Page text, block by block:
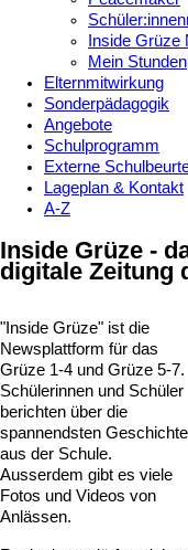
Inside Grüze
Mein
Elternmitwirkung
Sonderpädagogik
Angebote
Schulprogramm
Externe
Lageplan & Kontakt
A-Z
Inside Grüze -
digitale Zeitung
"Inside Grüze" ist die
Newsplattform für das
Grüze 1-4 und Grüze 5-7.
Schülerinnen und Schüler
berichten über die
spannendsten
aus der Schule.
Ausserdem gibt es viele
Fotos und Videos von
Anlässen.